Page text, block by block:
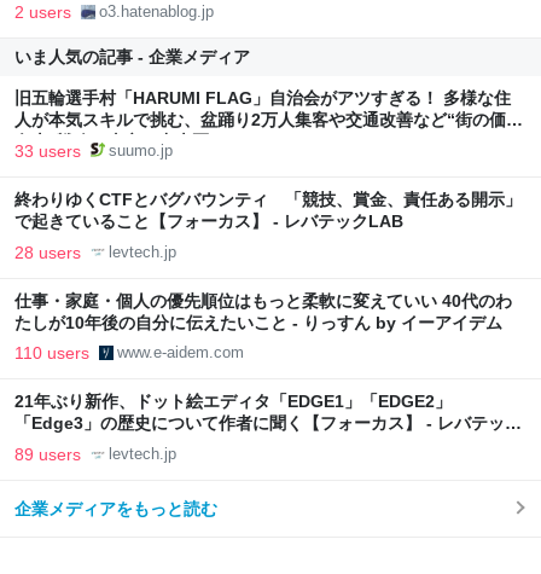
2 users o3.hatenablog.jp
いま人気の記事 - 企業メディア
旧五輪選手村「HARUMI FLAG」自治会がアツすぎる！ 多様な住
人が本気スキルで挑む、盆踊り2万人集客や交通改善など“街の価値
向上”戦略 東京・中央区
33 users suumo.jp
終わりゆくCTFとバグバウンティ 「競技、賞金、責任ある開示」
で起きていること【フォーカス】 - レバテックLAB
28 users levtech.jp
仕事・家庭・個人の優先順位はもっと柔軟に変えていい 40代のわ
たしが10年後の自分に伝えたいこと - りっすん by イーアイデム
110 users www.e-aidem.com
21年ぶり新作、ドット絵エディタ「EDGE1」「EDGE2」
「Edge3」の歴史について作者に聞く【フォーカス】 - レバテック
LAB
89 users levtech.jp
企業メディアをもっと読む